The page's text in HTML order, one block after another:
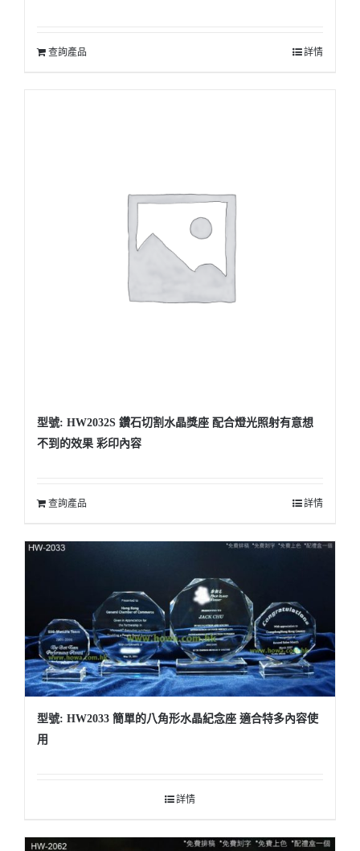
查詢產品 詳情
型號: HW2032S 鑽石切割水晶獎座 配合燈光照射有意想
不到的效果 彩印內容
查詢產品 詳情
型號: HW2033 簡單的八角形水晶紀念座 適合特多內容使
用
詳情